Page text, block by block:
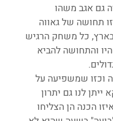
זה גם אגב משהו
תחושה של גאווה
כל משחק הרגיש
שהיו והתחושה להביא
וכזו שמשפיעה על
לנו גם יתרון
הכנה הן הצליחו